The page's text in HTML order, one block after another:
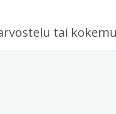
tai